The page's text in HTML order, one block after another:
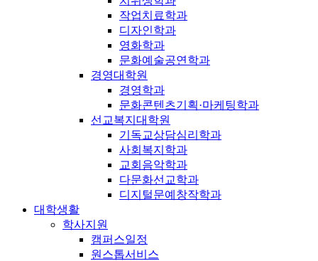
작업치료학과
디자인학과
영화학과
문화예술공연학과
경영대학원
경영학과
문화콘텐츠기획·마케팅학과
선교복지대학원
기독교상담심리학과
사회복지학과
교회음악학과
다문화선교학과
디지털문예창작학과
대학생활
학사지원
캠퍼스일정
원스톱서비스